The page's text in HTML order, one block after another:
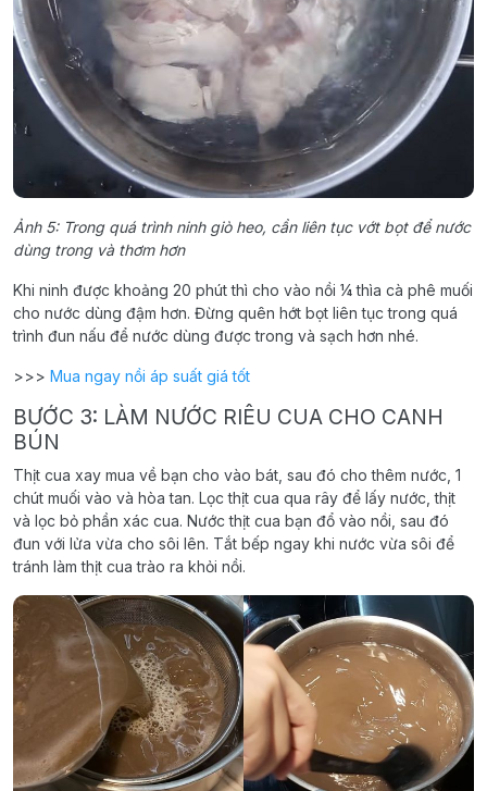
Ảnh 5: Trong quá trình ninh giò heo, cần liên tục vớt bọt để nước
dùng trong và thơm hơn
Khi ninh được khoảng 20 phút thì cho vào nồi ¼ thìa cà phê muối
cho nước dùng đậm hơn. Đừng quên hớt bọt liên tục trong quá
trình đun nấu để nước dùng được trong và sạch hơn nhé.
>>> Mua ngay nồi áp suất giá tốt
BƯỚC 3: LÀM NƯỚC RIÊU CUA CHO CANH
BÚN
Thịt cua xay mua về bạn cho vào bát, sau đó cho thêm nước, 1
chút muối vào và hòa tan. Lọc thịt cua qua rây để lấy nước, thịt
và lọc bỏ phần xác cua. Nước thịt cua bạn đổ vào nồi, sau đó
đun với lửa vừa cho sôi lên. Tắt bếp ngay khi nước vừa sôi để
tránh làm thịt cua trào ra khỏi nồi.